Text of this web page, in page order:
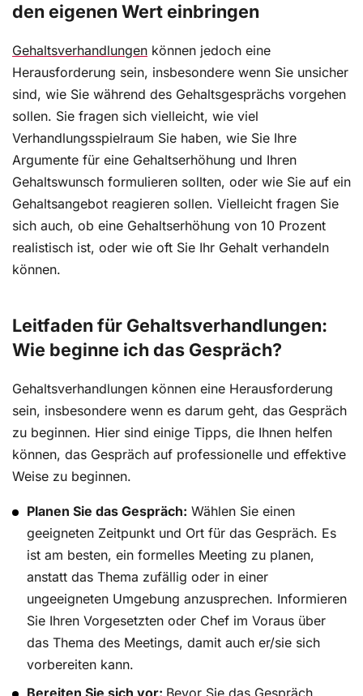
den eigenen Wert einbringen
Gehaltsverhandlungen können jedoch eine
Herausforderung sein, insbesondere wenn Sie unsicher
sind, wie Sie während des Gehaltsgesprächs vorgehen
sollen. Sie fragen sich vielleicht, wie viel
Verhandlungsspielraum Sie haben, wie Sie Ihre
Argumente für eine Gehaltserhöhung und Ihren
Gehaltswunsch formulieren sollten, oder wie Sie auf ein
Gehaltsangebot reagieren sollen. Vielleicht fragen Sie
sich auch, ob eine Gehaltserhöhung von 10 Prozent
realistisch ist, oder wie oft Sie Ihr Gehalt verhandeln
können.
Leitfaden für Gehaltsverhandlungen:
Wie beginne ich das Gespräch?
Gehaltsverhandlungen können eine Herausforderung
sein, insbesondere wenn es darum geht, das Gespräch
zu beginnen. Hier sind einige Tipps, die Ihnen helfen
können, das Gespräch auf professionelle und effektive
Weise zu beginnen.
Planen Sie das Gespräch: Wählen Sie einen
geeigneten Zeitpunkt und Ort für das Gespräch. Es
ist am besten, ein formelles Meeting zu planen,
anstatt das Thema zufällig oder in einer
ungeeigneten Umgebung anzusprechen. Informieren
Sie Ihren Vorgesetzten oder Chef im Voraus über
das Thema des Meetings, damit auch er/sie sich
vorbereiten kann.